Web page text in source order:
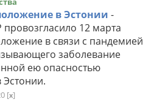
в Эстонии -
провозгласило 12 марта
в связи с пандемией
заболевание
ею опасностью
[x]